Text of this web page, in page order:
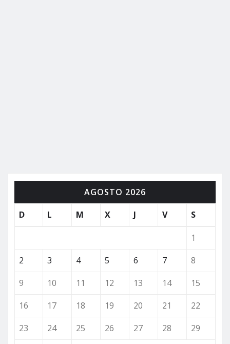
AGOSTO 2026
D
L M X J V S
1
2
3 4 5 6 7
8
9
10 11 12 13 14
15
16
17 18 19 20 21
22
23
24 25 26 27 28
29